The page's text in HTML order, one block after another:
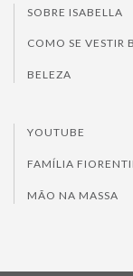
SOBRE ISABELLA
COMO SE VESTIR
BELEZA
YOUTUBE
FAMÍLIA
MÃO NA MASSA